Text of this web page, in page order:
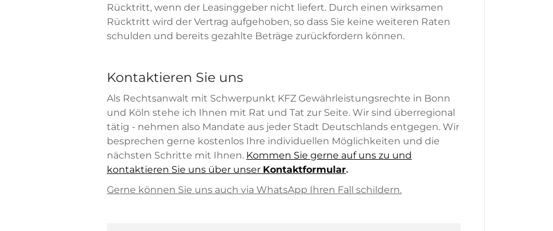
Rücktritt, wenn der Leasinggeber nicht liefert. Durch einen wirksamen
Rücktritt wird der Vertrag aufgehoben, so dass Sie keine weiteren Raten
schulden und bereits gezahlte Beträge zurückfordern können.
Kontaktieren Sie uns
Als Rechtsanwalt mit Schwerpunkt KFZ Gewährleistungsrechte in Bonn
und Köln stehe ich Ihnen mit Rat und Tat zur Seite. Wir sind überregional
tätig - nehmen also Mandate aus jeder Stadt Deutschlands entgegen. Wir
besprechen gerne kostenlos Ihre individuellen Möglichkeiten und die
nächsten Schritte mit Ihnen. Kommen Sie gerne auf uns zu und
kontaktieren Sie uns über unser Kontaktformular.
Gerne können Sie uns auch via WhatsApp Ihren Fall schildern.